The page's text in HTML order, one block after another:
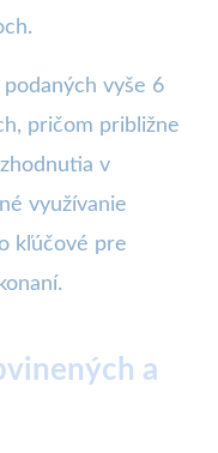
vyše 6
pričom približne
v
využívanie
kľúčové pre
a